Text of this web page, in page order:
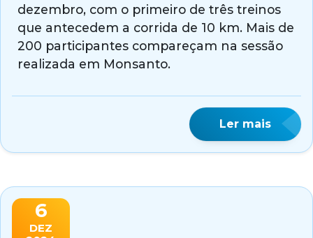
dezembro, com o primeiro de três treinos
que antecedem a corrida de 10 km. Mais de
200 participantes compareçam na sessão
realizada em Monsanto.
Ler mais
6
DEZ